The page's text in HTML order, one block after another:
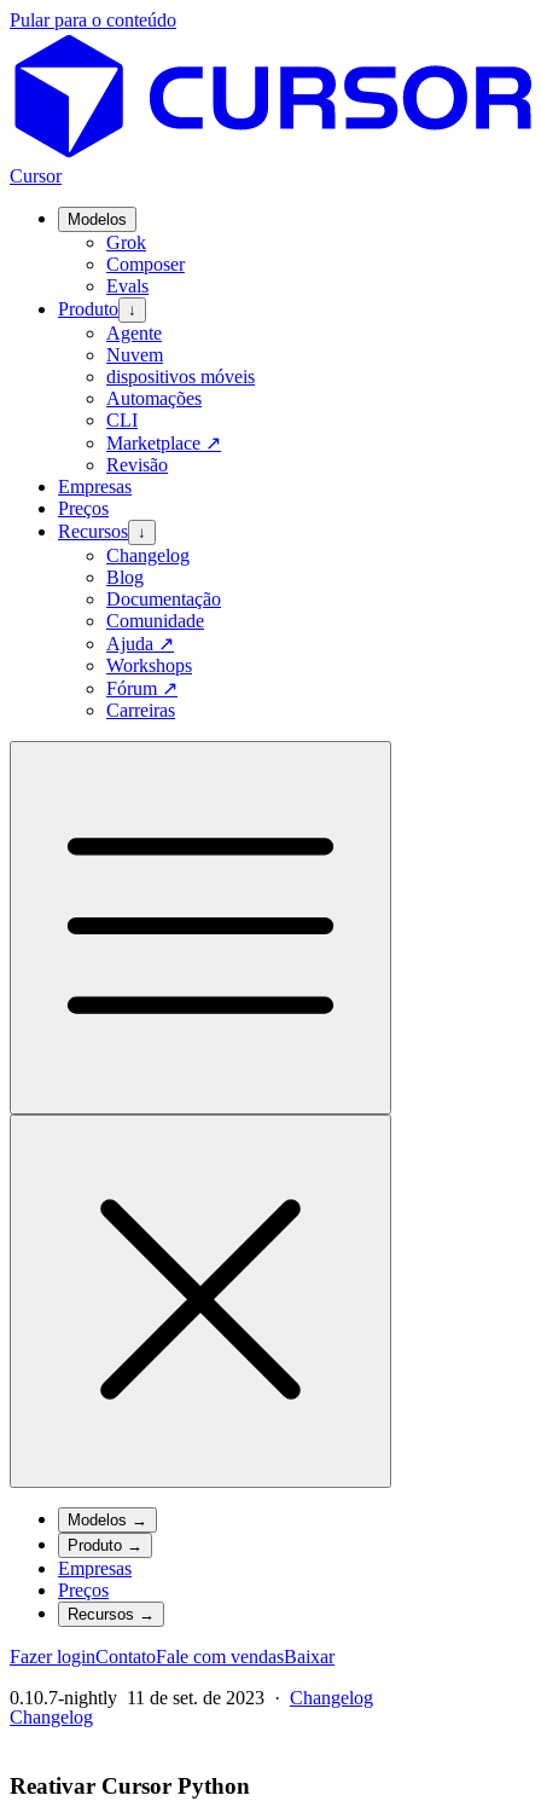
Pular para o conteúdo
Cursor
Modelos
Grok
Composer
Evals
Produto ↓
Agente
Nuvem
dispositivos móveis
Automações
CLI
Marketplace ↗
Revisão
Empresas
Preços
Recursos ↓
Changelog
Blog
Documentação
Comunidade
Ajuda ↗
Workshops
Fórum ↗
Carreiras
Modelos →
Produto →
Empresas
Preços
Recursos →
Fazer loginContatoFale com vendasBaixar
0.10.7-nightly 11 de set. de 2023 · Changelog
Changelog
Reativar Cursor Python